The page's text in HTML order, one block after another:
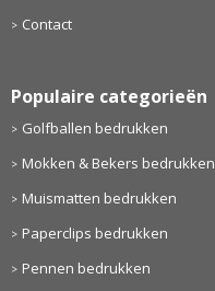
Contact
Populaire categorieën
Golfballen bedrukken
Mokken & Bekers bedrukken
Muismatten bedrukken
Paperclips bedrukken
Pennen bedrukken